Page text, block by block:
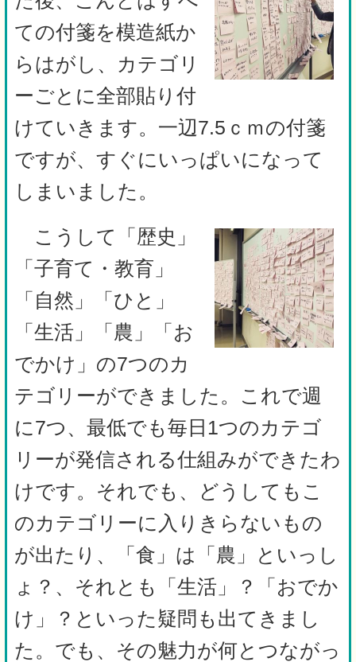
ての付箋を模造紙か
らはがし、カテゴリ
ーごとに全部貼り付
けていきます。一辺7.5ｃｍの付箋
ですが、すぐにいっぱいになって
しまいました。
こうして「歴史」
「子育て・教育」
「自然」「ひと」
「生活」「農」「お
でかけ」の7つのカ
テゴリーができました。これで週
に7つ、最低でも毎日1つのカテゴ
リーが発信される仕組みができたわ
けです。それでも、どうしてもこ
のカテゴリーに入りきらないもの
が出たり、「食」は「農」といっし
ょ？、それとも「生活」？「おでか
け」？といった疑問も出てきまし
た。でも、その魅力が何とつながっ